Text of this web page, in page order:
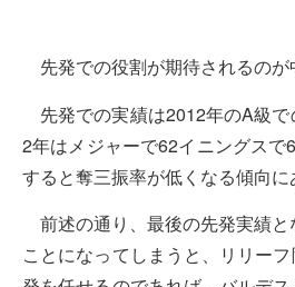
先発での役割が期待されるのが
先発での実績は2012年のA級
2年はメジャーで62イニングス
すると奪三振率が低くなる傾向
前述の通り、最後の先発実績
ことになってしまうと、リリー